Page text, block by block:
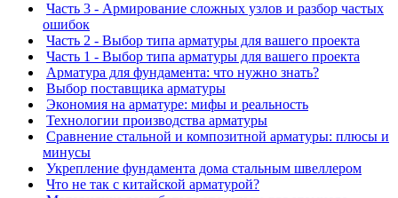
Часть 3 - Армирование сложных узлов и разбор частых
ошибок
Часть 2 - Выбор типа арматуры для вашего проекта
Часть 1 - Выбор типа арматуры для вашего проекта
Арматура для фундамента: что нужно знать?
Выбор поставщика арматуры
Экономия на арматуре: мифы и реальность
Технологии производства арматуры
Сравнение стальной и композитной арматуры: плюсы и
минусы
Укрепление фундамента дома стальным швеллером
Что не так с китайской арматурой?